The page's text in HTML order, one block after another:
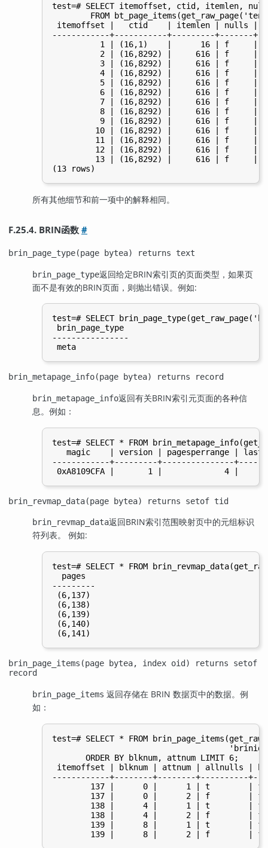
test=# SELECT itemoffset, ctid, itemlen,
FROM
itemoffset |   ctid    | itemlen | nulls |
------------+-----------+---------+-------
1 | (16,1)    |      16 | f     |
2 | (16,8292) |     616 | f     |
3 | (16,8292) |     616 | f     |
4 | (16,8292) |     616 | f     |
5 | (16,8292) |     616 | f     |
6 | (16,8292) |     616 | f     |
7 | (16,8292) |     616 | f     |
8 | (16,8292) |     616 | f     |
9 | (16,8292) |     616 | f     |
10 | (16,8292) |     616 | f     |
11 | (16,8292) |     616 | f     |
12 | (16,8292) |     616 | f     |
13 | (16,8292) |     616 | f     |
所有其他细节和前一项中的解释相同。
F.25.4. BRIN函数#
brin_page_type(page bytea) returns text
brin_page_type返回给定BRIN索引页的页面类型，如果页
面不是有效的BRIN页面，则抛出错误。例如:
test=# SELECT
brin_page_type
----------------
brin_metapage_info(page bytea) returns record
brin_metapage_info返回有关BRIN索引元页面的各种信
息。例如：
test=# SELECT * FROM
magic    | version | pagesperrange |
------------+---------+---------------
brin_revmap_data(page bytea) returns setof tid
brin_revmap_data返回BRIN索引范围映射页中的元组标识
符列表。 例如:
test=# SELECT * FROM
  pages
---------
(6,137)
(6,138)
(6,139)
(6,140)
brin_page_items(page bytea, index oid) returns setof
record
brin_page_items 返回存储在 BRIN 数据页中的数据。例
如：
test=# SELECT * FROM
       ORDER BY blknum, attnum LIMIT 6;
itemoffset | blknum | attnum | allnulls |
------------+--------+--------+----------
137 |      0 |      1 | t        | f
137 |      0 |      2 | f        |
138 |      4 |      1 | t        | f
138 |      4 |      2 | f        |
139 |      8 |      1 | t        | f